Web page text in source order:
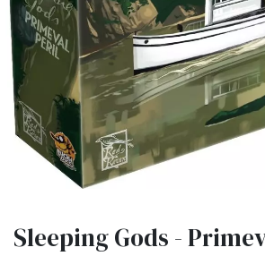
Sleeping Gods -